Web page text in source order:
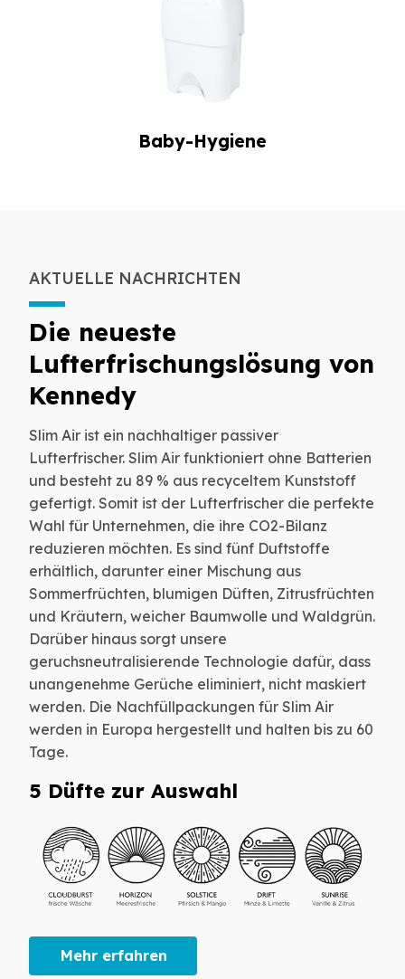
Baby-Hygiene
AKTUELLE NACHRICHTEN
Die neueste
Lufterfrischungslösung von
Kennedy
Slim Air ist ein nachhaltiger passiver
Lufterfrischer. Slim Air funktioniert ohne Batterien
und besteht zu 89 % aus recyceltem Kunststoff
gefertigt. Somit ist der Lufterfrischer die perfekte
Wahl für Unternehmen, die ihre CO2-Bilanz
reduzieren möchten. Es sind fünf Duftstoffe
erhältlich, darunter einer Mischung aus
Sommerfrüchten, blumigen Düften, Zitrusfrüchten
und Kräutern, weicher Baumwolle und Waldgrün.
Darüber hinaus sorgt unsere
geruchsneutralisierende Technologie dafür, dass
unangenehme Gerüche eliminiert, nicht maskiert
werden. Die Nachfüllpackungen für Slim Air
werden in Europa hergestellt und halten bis zu 60
Tage.
5 Düfte zur Auswahl
Mehr erfahren